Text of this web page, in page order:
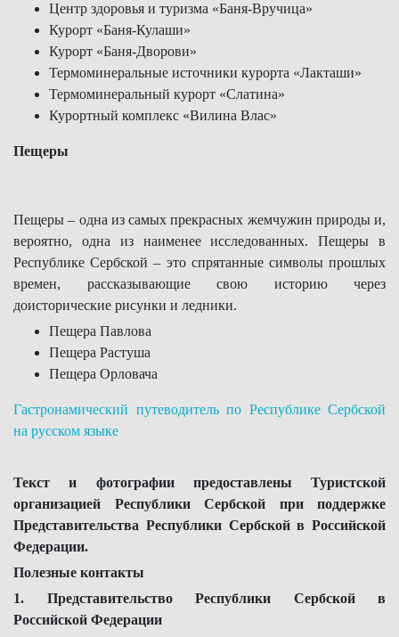
Центр здоровья и туризма «Баня-Вручица»
Курорт «Баня-Кулаши»
Курорт «Баня-Дворови»
Термоминеральные источники курорта «Лакташи»
Термоминеральный курорт «Слатина»
Курортный комплекс «Вилина Влас»
Пещеры
Пещеры – одна из самых прекрасных жемчужин природы и,
вероятно, одна из наименее исследованных. Пещеры в
Республике Сербской – это спрятанные символы прошлых
времен, рассказывающие свою историю через
доисторические рисунки и ледники.
Пещера Павлова
Пещера Растуша
Пещера Орловача
Гастронамический путеводитель по Республике Сербской
на русском языке
Текст и фотографии предоставлены Туристской
организацией Республики Сербской при поддержке
Представительства Республики Сербской в Российской
Федерации.
Полезные контакты
1. Представительство Республики Сербской в
Российской Федерации